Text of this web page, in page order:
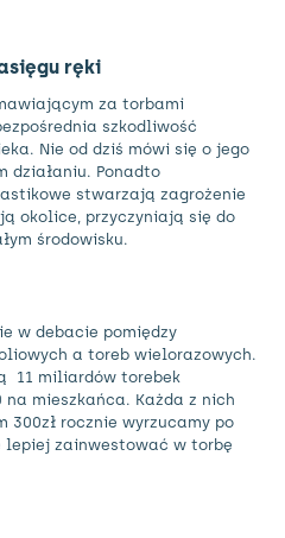
ręki
za torbami
szkodliwość
Nie od dziś mówi się o jego
działaniu. Ponadto
stwarzają zagrożenie
okolice, przyczyniają się do
środowisku.
w debacie pomiędzy
a toreb wielorazowych.
11 miliardów torebek
mieszkańca. Każda z nich
300zł rocznie wyrzucamy po
lepiej zainwestować wtorbę